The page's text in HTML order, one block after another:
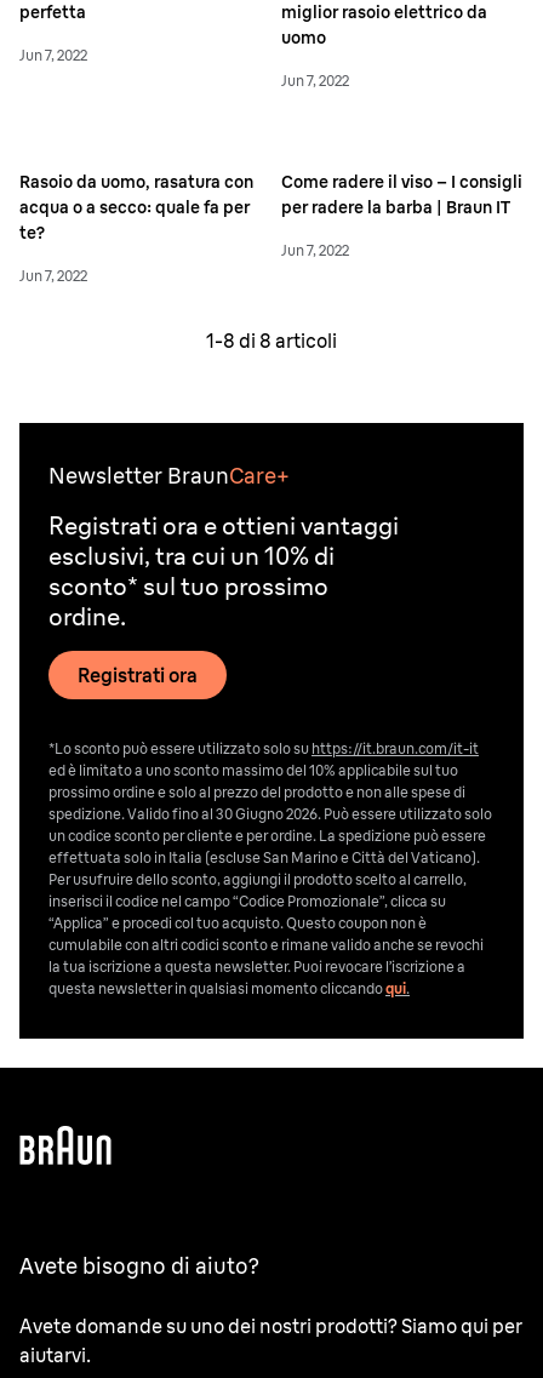
perfetta
Jun 7, 2022
miglior rasoio elettrico da
uomo
Jun 7, 2022
Rasoio da uomo, rasatura con
acqua o a secco: quale fa per
te?
Jun 7, 2022
Come radere il viso – I consigli
per radere la barba | Braun IT
Jun 7, 2022
1-8 di 8 articoli
Newsletter BraunCare+
Registrati ora e ottieni vantaggi
esclusivi, tra cui un 10% di
sconto* sul tuo prossimo
ordine.
Registrati ora
*Lo sconto può essere utilizzato solo su https://it.braun.com/it-it
ed è limitato a uno sconto massimo del 10% applicabile sul tuo
prossimo ordine e solo al prezzo del prodotto e non alle spese di
spedizione. Valido fino al 30 Giugno 2026. Può essere utilizzato solo
un codice sconto per cliente e per ordine. La spedizione può essere
effettuata solo in Italia (escluse San Marino e Città del Vaticano).
Per usufruire dello sconto, aggiungi il prodotto scelto al carrello,
inserisci il codice nel campo “Codice Promozionale”, clicca su
“Applica” e procedi col tuo acquisto. Questo coupon non è
cumulabile con altri codici sconto e rimane valido anche se revochi
la tua iscrizione a questa newsletter. Puoi revocare l’iscrizione a
questa newsletter in qualsiasi momento cliccandoqui.
Avete bisogno di aiuto?
Avete domande su uno dei nostri prodotti? Siamo qui per
aiutarvi.